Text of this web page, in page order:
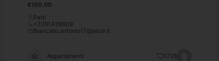
€100,00
Patti
+3291438809
Brancato.antonio17@alice.it
Appartamenti 1726